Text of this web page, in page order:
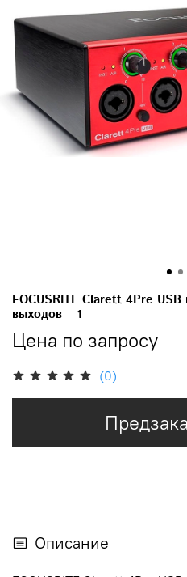
(0)
FOCUSRITE Clarett 4Pre
выходов__1
Цена по запросу
Описание